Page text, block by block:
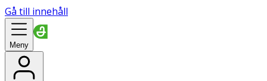
Gå till innehåll
Meny